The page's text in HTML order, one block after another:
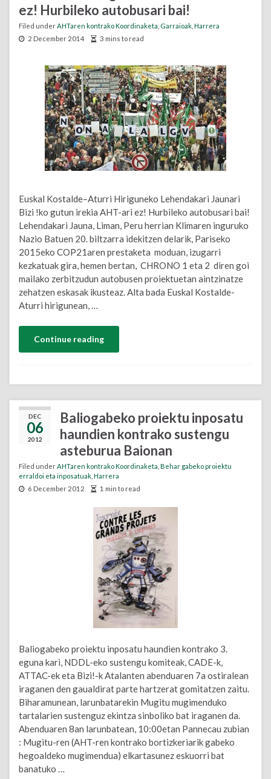
ez! Hurbileko autobusari bai!
Filed underAHTaren kontrako Koordinaketa Garraioak Harrera
2 December 2014
3 mins to read
Euskal Kostalde–Aturri Hiriguneko Lehendakari Jaunari
Bizi !ko gutun irekia AHT-ari ez! Hurbileko autobusari bai!
Lehendakari Jauna, Liman, Peru herrian Klimaren inguruko
Nazio Batuen 20. biltzarra idekitzen delarik, Pariseko
2015eko COP21aren prestaketa moduan, izugarri
kezkatuak gira, hemen bertan, CHRONO 1 eta 2 diren goi
mailako zerbitzudun autobusen proiektuetan aintzinatze
zehatzen eskasak ikusteaz. Alta bada Euskal Kostalde-
Aturri hirigunean, …
Continue reading
DEC
06
2012
Baliogabeko proiektu inposatu
haundien kontrako sustengu
asteburua Baionan
Filed under AHTaren kontrako Koordinaketa Behar gabeko proiektu
erraldoi eta inposatuak Harrera
6 December 2012
1 min to read
Baliogabeko proiektu inposatu haundien kontrako 3.
eguna kari, NDDL-eko sustengu komiteak, CADE-k,
ATTAC-ek eta Bizi!-k Atalanten abenduaren 7a ostiralean
iraganen den gaualdirat parte hartzerat gomitatzen zaitu.
Biharamunean, larunbatarekin Mugitu mugimenduko
tartalarien sustenguz ekintza sinboliko bat iraganen da.
Abenduaren 8an larunbatean, 10:00etan Pannecau zubian
: Mugitu-ren (AHT-ren kontrako bortizkeriarik gabeko
hegoaldeko mugimendua) elkartasunez eskuorri bat
banatuko …